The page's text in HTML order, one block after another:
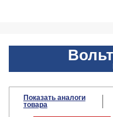
Показать аналоги
товара